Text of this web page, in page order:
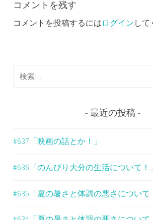
ー
シ
コメントを残す
コメントを投稿するには ログイン して
検
索
最近の投稿
#637「映画の話とか！」
#636「のんびり大分の生活について！」
#635「夏の暑さと体調の悪さについて